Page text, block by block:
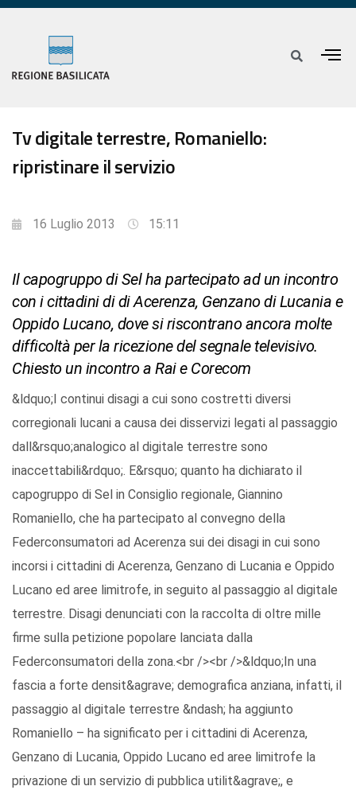
Tv digitale terrestre, Romaniello:
ripristinare il servizio
16 Luglio 2013 15:11
Il capogruppo di Sel ha partecipato ad un incontro
con i cittadini di di Acerenza, Genzano di Lucania e
Oppido Lucano, dove si riscontrano ancora molte
difficoltà per la ricezione del segnale televisivo.
Chiesto un incontro a Rai e Corecom
&ldquo;I continui disagi a cui sono costretti diversi
corregionali lucani a causa dei disservizi legati al passaggio
dall&rsquo;analogico al digitale terrestre sono
inaccettabili&rdquo;. E&rsquo; quanto ha dichiarato il
capogruppo di Sel in Consiglio regionale, Giannino
Romaniello, che ha partecipato al convegno della
Federconsumatori ad Acerenza sui dei disagi in cui sono
incorsi i cittadini di Acerenza, Genzano di Lucania e Oppido
Lucano ed aree limitrofe, in seguito al passaggio al digitale
terrestre. Disagi denunciati con la raccolta di oltre mille
firme sulla petizione popolare lanciata dalla
Federconsumatori della zona.<br /><br />&ldquo;In una
fascia a forte densit&agrave; demografica anziana, infatti, il
passaggio al digitale terrestre &ndash; ha aggiunto
Romaniello – ha significato per i cittadini di Acerenza,
Genzano di Lucania, Oppido Lucano ed aree limitrofe la
privazione di un servizio di pubblica utilit&agrave;, e